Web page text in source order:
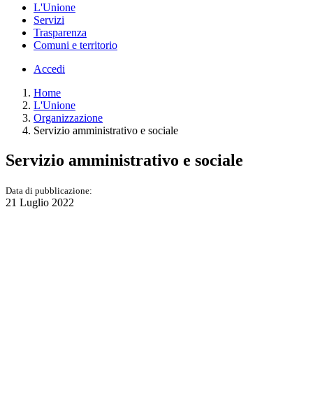
L'Unione
Servizi
Trasparenza
Comuni e territorio
Accedi
Home
L'Unione
Organizzazione
Servizio amministrativo e sociale
Servizio amministrativo e sociale
Data di pubblicazione:
21 Luglio 2022